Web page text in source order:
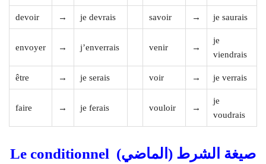
devoir → je devrais savoir → je saurais
envoyer → j’enverrais venir →
je
viendrais
être → je serais voir → je verrais
faire → je ferais vouloir →
je
voudrais
صيغة الشرط (الماضي) Le conditionnel